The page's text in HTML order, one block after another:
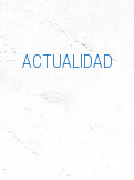
ACTUALIDAD